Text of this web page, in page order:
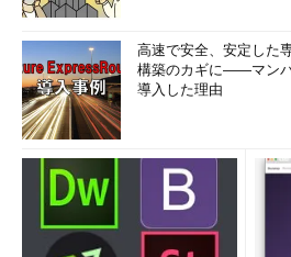
高速で安全、安定した
構築のカギに――マン
導入した理由